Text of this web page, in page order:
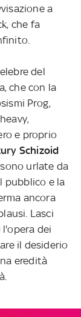
a
che fa
del
che con la
Prog,
e proprio
Schizoid
urlate da
pubblico e la
ancora
Lasci
l'opera dei
il desiderio
eredità